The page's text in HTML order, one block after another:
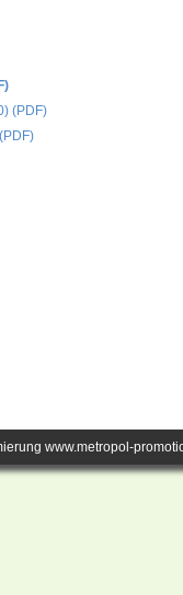
(PDF)
www.metropol-